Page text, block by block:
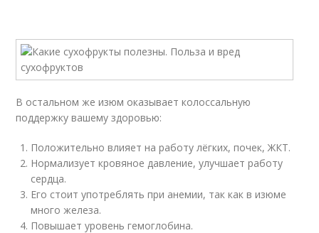
В остальном же изюм оказывает колоссальную
поддержку вашему здоровью:
Положительно влияет на работу лёгких, почек, ЖКТ.
Нормализует кровяное давление, улучшает работу
сердца.
Его стоит употреблять при анемии, так как в изюме
много железа.
Повышает уровень гемоглобина.